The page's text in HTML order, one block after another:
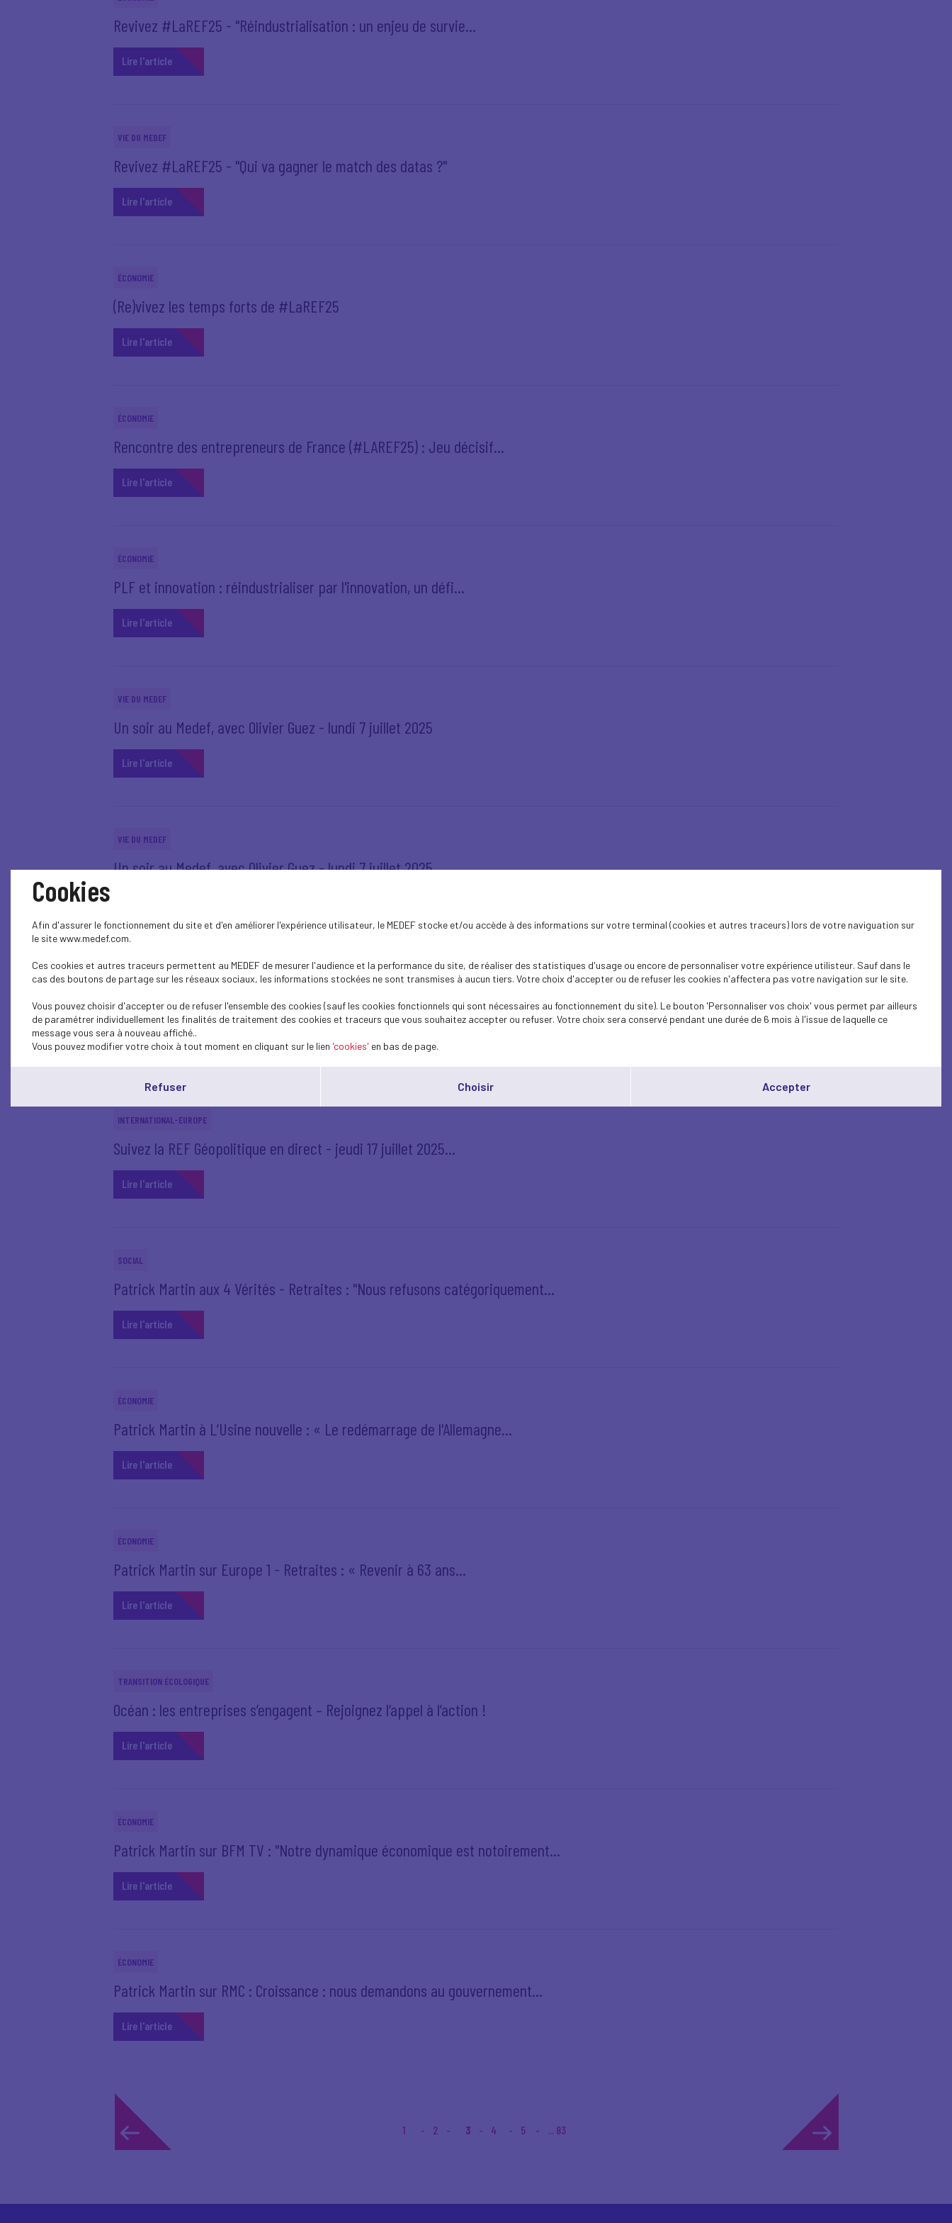
Revivez #LaREF25 - "Réindustrialisation : un enjeu de survie...
Lire l'article
VIE DU MEDEF
Revivez #LaREF25 - "Qui va gagner le match des datas ?"
Lire l'article
ÉCONOMIE
(Re)vivez les temps forts de #LaREF25
Lire l'article
ÉCONOMIE
Rencontre des entrepreneurs de France (#LAREF25) : Jeu décisif...
Lire l'article
ÉCONOMIE
PLF et innovation : réindustrialiser par l'innovation, un défi...
Lire l'article
VIE DU MEDEF
Un soir au Medef, avec Olivier Guez - lundi 7 juillet 2025
Lire l'article
VIE DU MEDEF
Un soir au Medef, avec Olivier Guez - lundi 7 juillet 2025
INTERNATIONAL-EUROPE
REF Géopolitique - Où va le monde ? - jeudi 17 juillet 2025
Lire l'article
INTERNATIONAL-EUROPE
Suivez la REF Géopolitique en direct - jeudi 17 juillet 2025...
Lire l'article
SOCIAL
Patrick Martin aux 4 Vérités - Retraites : "Nous refusons catégoriquement...
Lire l'article
ÉCONOMIE
Patrick Martin à L’Usine nouvelle : « Le redémarrage de l'Allemagne...
Lire l'article
ÉCONOMIE
Patrick Martin sur Europe 1 - Retraites : « Revenir à 63 ans...
Lire l'article
TRANSITION ÉCOLOGIQUE
Océan : les entreprises s’engagent – Rejoignez l‘appel à l’action !
Lire l'article
ÉCONOMIE
Patrick Martin sur BFM TV : "Notre dynamique économique est notoirement...
Lire l'article
ÉCONOMIE
Patrick Martin sur RMC : Croissance : nous demandons au gouvernement...
Lire l'article
1 2 3 4 5 ... 83
Cookies
Afin d'assurer le fonctionnement du site et d'en améliorer l'expérience utilisateur, le MEDEF stocke et/ou accède à des informations sur votre terminal (cookies et autres traceurs) lors de votre naviguation sur
le site www.medef.com.
Ces cookies et autres traceurs permettent au MEDEF de mesurer l'audience et la performance du site, de réaliser des statistiques d'usage ou encore de personnaliser votre expérience utilisteur. Sauf dans le
cas des boutons de partage sur les réseaux sociaux, les informations stockées ne sont transmises à aucun tiers. Votre choix d'accepter ou de refuser les cookies n'affectera pas votre navigation sur le site.
Vous pouvez choisir d'accepter ou de refuser l'ensemble des cookies (sauf les cookies fonctionnels qui sont nécessaires au fonctionnement du site). Le bouton 'Personnaliser vos choix' vous permet par ailleurs
de paramétrer individuellement les finalités de traitement des cookies et traceurs que vous souhaitez accepter ou refuser. Votre choix sera conservé pendant une durée de 6 mois à l'issue de laquelle ce
message vous sera à nouveau affiché..
Vous pouvez modifier votre choix à tout moment en cliquant sur le lien 'cookies' en bas de page.
Refuser Choisir Accepter